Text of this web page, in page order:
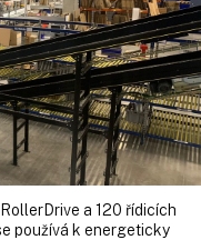
a 120 řídicích
používá k energeticky